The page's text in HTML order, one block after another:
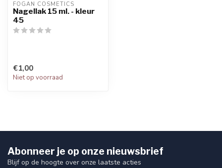
FOGAN COSMETICS
Nagellak 15 ml. - kleur
45
€1,00
Niet op voorraad
Abonneer je op onze nieuwsbrief
Blijf op de hoogte over onze laatste acties